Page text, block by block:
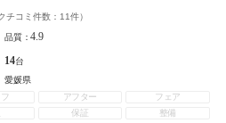
チコミ件数： 11件）
品質：4.9
14台
愛媛県
アフター
フェア
保証
整備